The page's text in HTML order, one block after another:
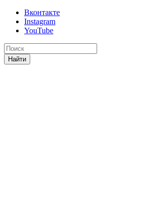
Вконтакте
Instagram
YouTube
Найти